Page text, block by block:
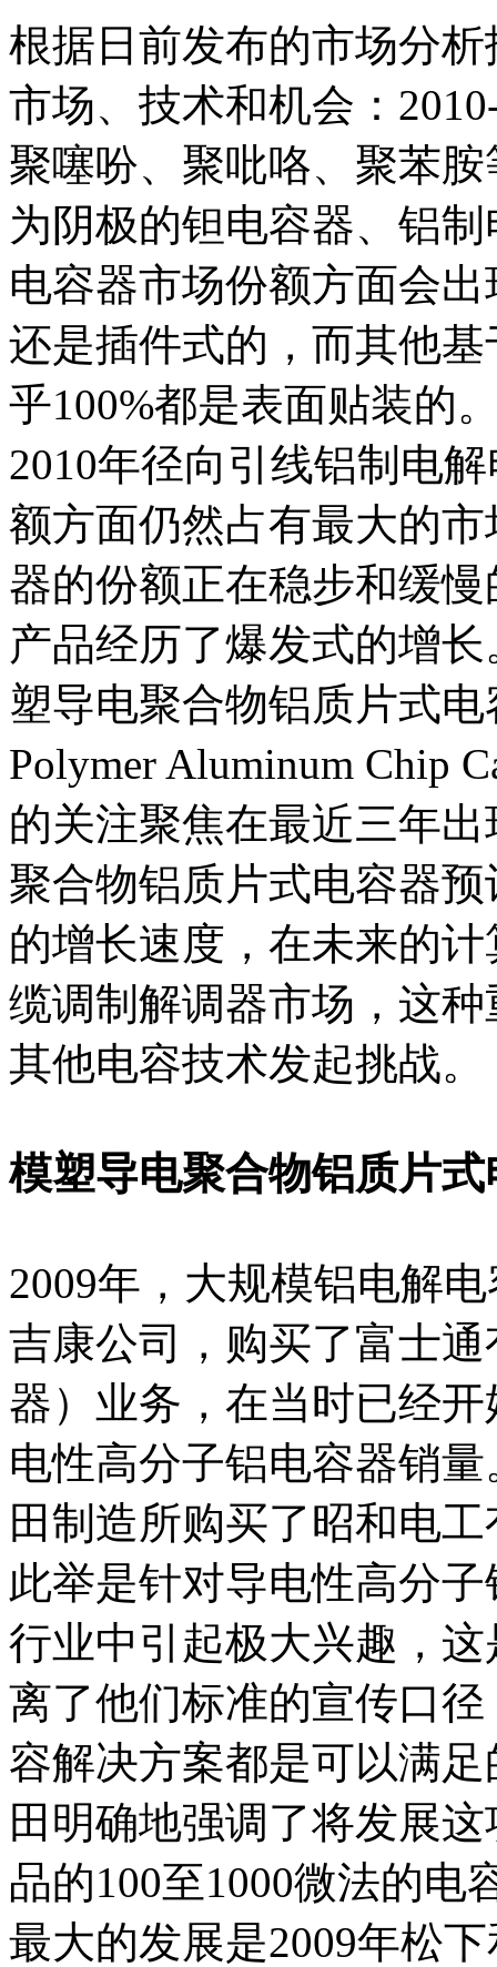
根据日前发布的市场分
市场、技术和机会：
聚噻吩、聚吡咯、聚苯
为阴极的钽电容器、铝
电容器市场份额方面会
还是插件式的，而其他
乎100%都是表面贴装的
2010年径向引线铝制电
额方面仍然占有最大的
器的份额正在稳步和缓
产品经历了爆发式的增
塑导电聚合物铝质片式电
Polymer Aluminum Chip
的关注聚焦在最近三年
聚合物铝质片式电容器
的增长速度，在未来的
缆调制解调器市场，这
其他电容技术发起挑战。
模塑导电聚合物铝质片
2009年，大规模铝电解
吉康公司，购买了富士
器）业务，在当时已经
电性高分子铝电容器销
田制造所购买了昭和电
此举是针对导电性高分
行业中引起极大兴趣，
离了他们标准的宣传口
容解决方案都是可以满
田明确地强调了将发展
品的100至1000微法的电
最大的发展是2009年松